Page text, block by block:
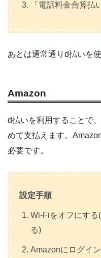
「電話料金合算払
あとは通常通りd払いを
Amazon
d払いを利用することで
めて支払えます。
必要です。
設定手順
Wi-Fiをオフにす
る)
Amazonにログイ